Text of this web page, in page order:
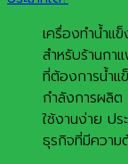
เครื่องทำน้ำแ
สำหรับร้านกา
ที่ต้องการน้ำ
กำลังการผลิ
ใช้งานง่าย ป
ธุรกิจที่มีความ